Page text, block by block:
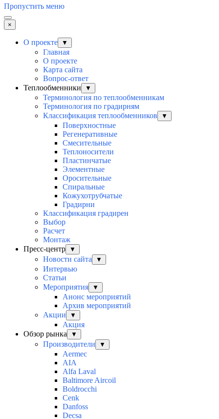
Пропустить меню
×
О проекте ▼
Главная
О проекте
Карта сайта
Вопрос-ответ
Теплообменники
▼
Терминология по теплообменникам
Терминология по градирням
Классификация теплообменников
▼
Поверхностные
Регенеративные
Смесительные
Теплоносители
Пластинчатые
Элементные
Оросительные
Спиральные
Кожухотрубчатые
Градирни
Классификация градирен
Выбор
Расчет
Монтаж
Пресс-центр
▼
Новости сайта ▼
Интервью
Статьи
Мероприятия
▼
Анонс мероприятий
Архив мероприятий
Акции
▼
Акция
Обзор рынка
▼
Производители ▼
Aermec
AIA
Alfa Laval
Baltimore Aircoil
Boldrocchi
Cenk
Danfoss
Decsa